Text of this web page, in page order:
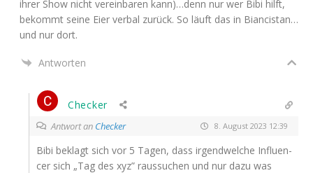
ihrer Show nicht ver­ein­ba­ren kann)…denn nur wer Bibi hilft,
bekommt sei­ne Eier ver­bal zurück. So läuft das in Biancistan…
und nur dort.
Antworten
Checker
Antwort an Checker 8. August 2023 12:39
Bibi beklagt sich vor 5 Tagen, dass irgend­wel­che Influen­
cer sich „Tag des xyz” raus­su­chen und nur dazu was